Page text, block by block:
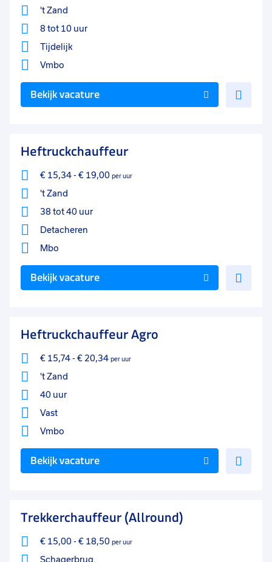
't Zand
8 tot 10 uur
Tijdelijk
Vmbo
Bekijk vacature
Heftruckchauffeur
€ 15,34- € 19,00 per uur
't Zand
38 tot 40 uur
Detacheren
Mbo
Bekijk vacature
Heftruckchauffeur Agro
€ 15,74- € 20,34 per uur
't Zand
40 uur
Vast
Vmbo
Bekijk vacature
Trekkerchauffeur (Allround)
€ 15,00- € 18,50 per uur
Schagerbrug